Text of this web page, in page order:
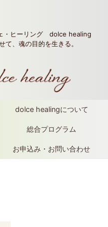
・ヒーリング dolce healing
、魂の目的を生きる。
dolce healingについて
総合プログラム
お申込み・お問い合わせ